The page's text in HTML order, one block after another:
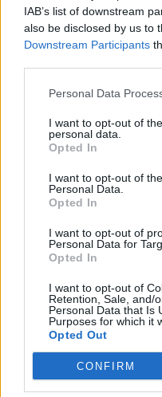
IAB’s list of downstream
also be disclosed by us to
Downstream Participants
Personal Data
I want to opt-out of
personal data.
Opted In
I want to opt-out of
Personal Data.
Opted In
I want to opt-out of
Personal Data for
Opted In
I want to opt-out of
Retention, Sale, and/
Personal Data that Is
Purposes for which it
Opted Out
CONFIRM
In evidenza